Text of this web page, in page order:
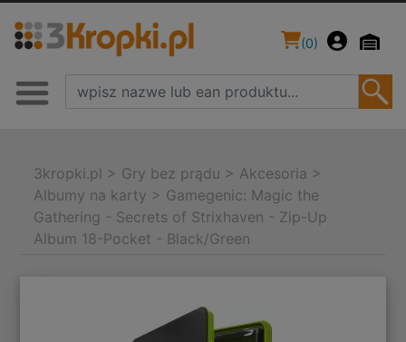
(0)
3kropki.pl > Gry bez prądu > Akcesoria >
Albumy na karty > Gamegenic: Magic the
Gathering - Secrets of Strixhaven - Zip-Up
Album 18-Pocket - Black/Green